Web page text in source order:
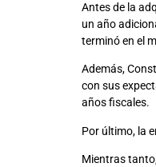
Antes de la
un año
terminó en el
Además,
con sus
años fiscales.
Por último, la
Mientras